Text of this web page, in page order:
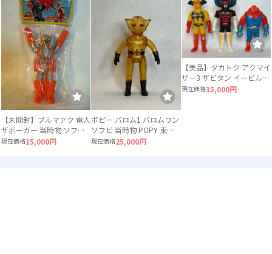
【未開封】ブルマァク 電人
ザボーガー 当時物 ソフビ
ロボット
現在価格15,000円
ポピー バロム1 バロムワン
ソフビ 当時物 POPY 東映
スケルトン
現在価格25,000円
【美品】タカトク アクマイ
ザー3 ザビタン イービル
ガブラ 3体セット ソフビ
現在価格35,000円